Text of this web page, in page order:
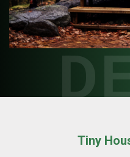
Tiny